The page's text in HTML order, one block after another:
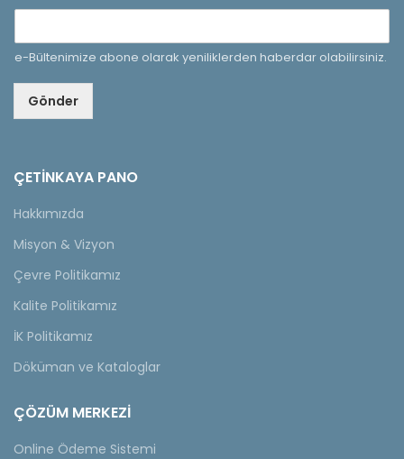
e-Bültenimize abone olarak yeniliklerden haberdar olabilirsiniz.
Gönder
ÇETINKAYA PANO
Hakkımızda
Misyon & Vizyon
Çevre Politikamız
Kalite Politikamız
İK Politikamız
Döküman ve Kataloglar
ÇÖZÜM MERKEZİ
Online Ödeme Sistemi